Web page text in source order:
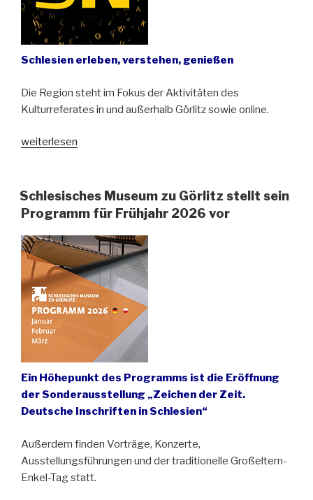
Schlesien erleben, verstehen, genießen
Die Region steht im Fokus der Aktivitäten des
Kulturreferates in und außerhalb Görlitz sowie online.
„Jahresprogramm
Kulturreferates
für
am
Schlesischen
Museum
zu
Görlitz“
weiterlesen
Schlesisches Museum zu Görlitz stellt sein
Programm für Frühjahr 2026 vor
Ein Höhepunkt des Programms ist die Eröffnung
der Sonderausstellung „Zeichen der Zeit.
Deutsche Inschriften in Schlesien“
Außerdem finden Vorträge, Konzerte,
Ausstellungsführungen und der traditionelle Großeltern-
Enkel-Tag statt.